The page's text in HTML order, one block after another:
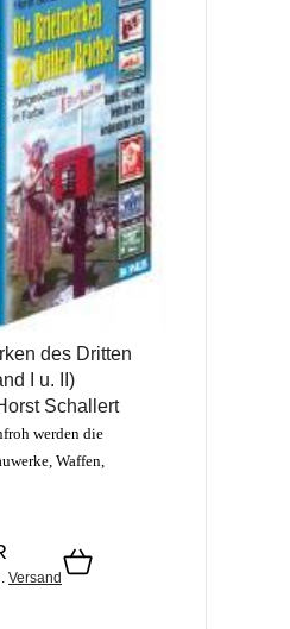
des Dritten
I u. II)
Schallert
werden die
Waffen,
Versand